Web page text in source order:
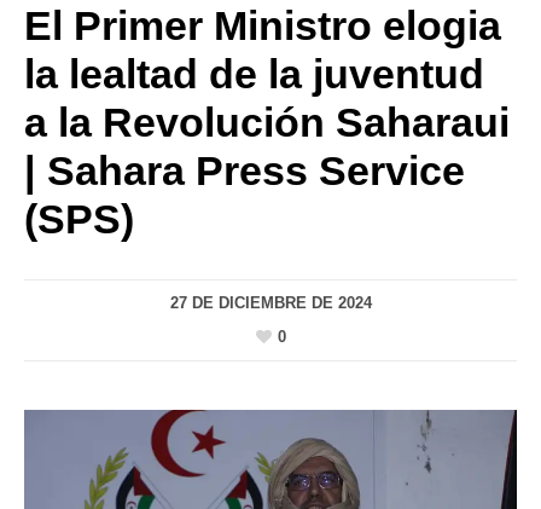
El Primer Ministro elogia
la lealtad de la juventud
a la Revolución Saharaui
| Sahara Press Service
(SPS)
27 DE DICIEMBRE DE 2024
0